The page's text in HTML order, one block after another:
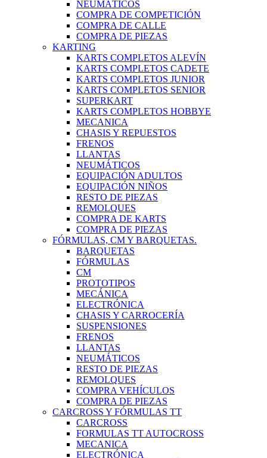
NEUMÁTICOS
COMPRA DE COMPETICIÓN
COMPRA DE CALLE
COMPRA DE PIEZAS
KARTING
KARTS COMPLETOS ALEVÍN
KARTS COMPLETOS CADETE
KARTS COMPLETOS JUNIOR
KARTS COMPLETOS SENIOR
SUPERKART
KARTS COMPLETOS HOBBYE
MECANICA
CHASIS Y REPUESTOS
FRENOS
LLANTAS
NEUMÁTICOS
EQUIPACIÓN ADULTOS
EQUIPACIÓN NIÑOS
RESTO DE PIEZAS
REMOLQUES
COMPRA DE KARTS
COMPRA DE PIEZAS
FÓRMULAS, CM Y BARQUETAS.
BARQUETAS
FÓRMULAS
CM
PROTOTIPOS
MECÁNICA
ELECTRÓNICA
CHASIS Y CARROCERÍA
SUSPENSIONES
FRENOS
LLANTAS
NEUMÁTICOS
RESTO DE PIEZAS
REMOLQUES
COMPRA VEHÍCULOS
COMPRA DE PIEZAS
CARCROSS Y FÓRMULAS TT
CARCROSS
FORMULAS TT AUTOCROSS
MECANICA
ELECTRÓNICA